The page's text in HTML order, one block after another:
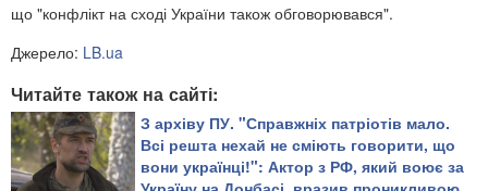
що "конфлікт на сході України також обговорювався".
Джерело: LB.ua
Читайте також на сайті:
З архіву ПУ. "Справжніх патріотів мало.
Всі решта нехай не сміють говорити, що
вони українці!": Актор з РФ, який воює за